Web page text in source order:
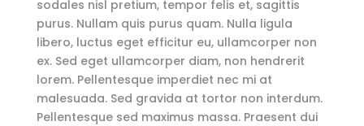
sodales nisl pretium, tempor felis et, sagittis
purus. Nullam quis purus quam. Nulla ligula
libero, luctus eget efficitur eu, ullamcorper non
ex. Sed eget ullamcorper diam, non hendrerit
lorem. Pellentesque imperdiet nec mi at
malesuada. Sed gravida at tortor non interdum.
Pellentesque sed maximus massa. Praesent dui